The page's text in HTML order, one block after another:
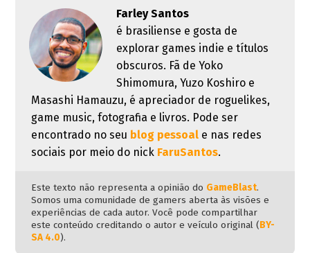
Farley Santos
é brasiliense e gosta de
explorar games indie e títulos
obscuros. Fã de Yoko
Shimomura, Yuzo Koshiro e
Masashi Hamauzu, é apreciador de roguelikes,
game music, fotografia e livros. Pode ser
encontrado no seu blog pessoale nas redes
sociais por meio do nick FaruSantos.
Este texto não representa a opinião do GameBlast.
Somos uma comunidade de gamers aberta às visões e
experiências de cada autor. Você pode compartilhar
este conteúdo creditando o autor e veículo original (BY-
SA 4.0).